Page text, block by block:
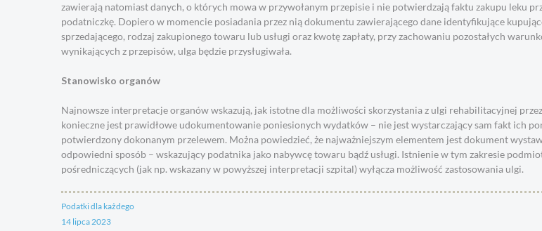
zawierają natomiast danych, o których mowa w przywołanym przepisie i nie potwierdzają faktu zakupu leku
podatniczkę. Dopiero w momencie posiadania przez nią dokumentu zawierającego dane identyfikujące
sprzedającego, rodzaj zakupionego towaru lub usługi oraz kwotę zapłaty, przy zachowaniu pozostałych
wynikających z przepisów, ulga będzie przysługiwała.
Stanowisko organów
Najnowsze interpretacje organów wskazują, jak istotne dla możliwości skorzystania z ulgi rehabilitacyjnej
konieczne jest prawidłowe udokumentowanie poniesionych wydatków – nie jest wystarczający sam fakt ich
potwierdzony dokonanym przelewem. Można powiedzieć, że najważniejszym elementem jest dokument
odpowiedni sposób – wskazujący podatnika jako nabywcę towaru bądź usługi. Istnienie w tym zakresie
pośredniczących (jak np. wskazany w powyższej interpretacji szpital) wyłącza możliwość zastosowania ulgi.
Podatki dla każdego
14 lipca 2023